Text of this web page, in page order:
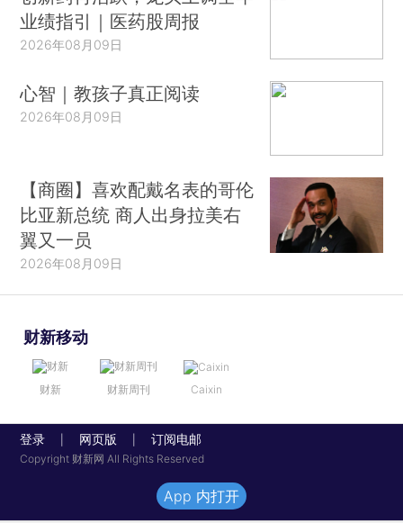
业绩指引｜医药股周报
2026年08月09日
心智｜教孩子真正阅读
2026年08月09日
【商圈】喜欢配戴名表的哥伦
比亚新总统 商人出身拉美右
翼又一员
2026年08月09日
财新移动
财新 财新周刊 Caixin
登录 网页版 订阅电邮
Copyright 财新网 All Rights Reserved
App 内打开